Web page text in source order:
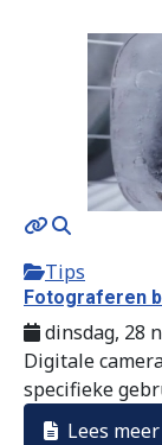
Tips
Fotograferen
dinsdag, 28
Digitale
specifieke
Lees meer